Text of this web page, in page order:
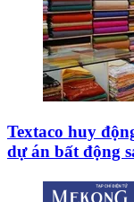
Textaco huy
dự án bất động